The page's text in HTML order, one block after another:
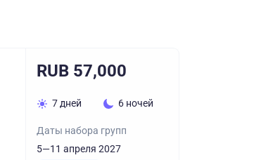
RUB 57,000
7 дней 6 ночей
Даты набора групп
5—11 апреля 2027